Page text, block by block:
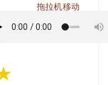
拖拉机移动